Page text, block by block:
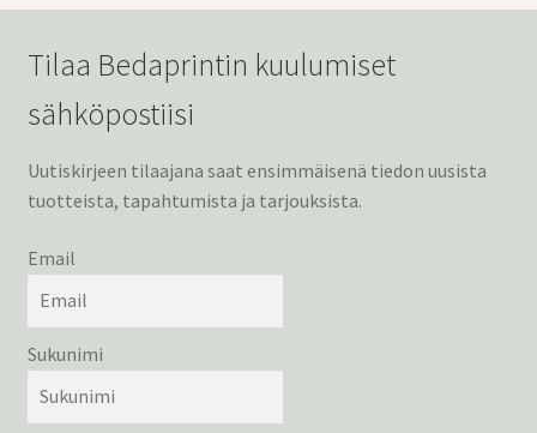
Tilaa Bedaprintin kuulumiset
sähköpostiisi
Uutiskirjeen tilaajana saat ensimmäisenä tiedon uusista
tuotteista, tapahtumista ja tarjouksista.
Email
Sukunimi